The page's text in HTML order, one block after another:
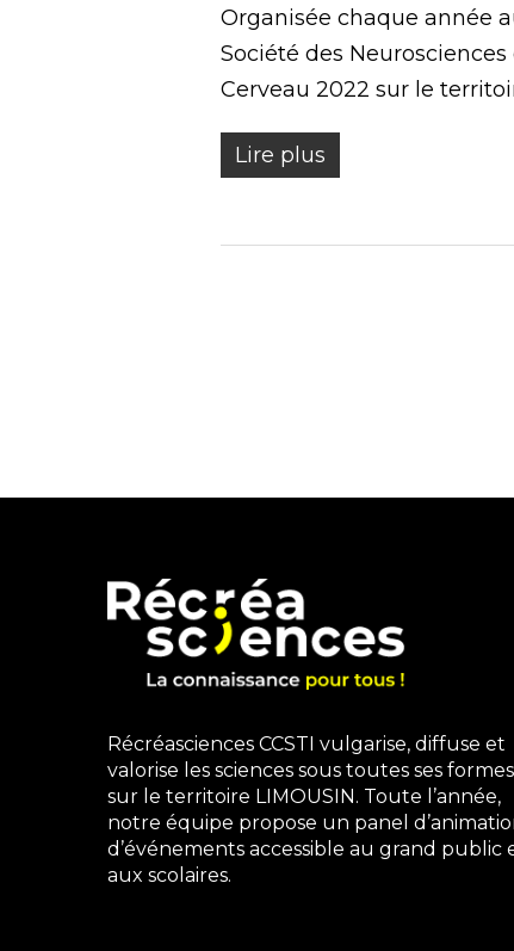
Organisée chaque année
Société des
Cerveau 2022 sur le
Lire plus
Récréasciences CCSTI vulgarise, diffuse et
valorise les sciences sous toutes ses formes
sur le territoire LIMOUSIN. Toute l’année,
notre équipe propose un panel
d’événements accessible au grand public
aux scolaires.